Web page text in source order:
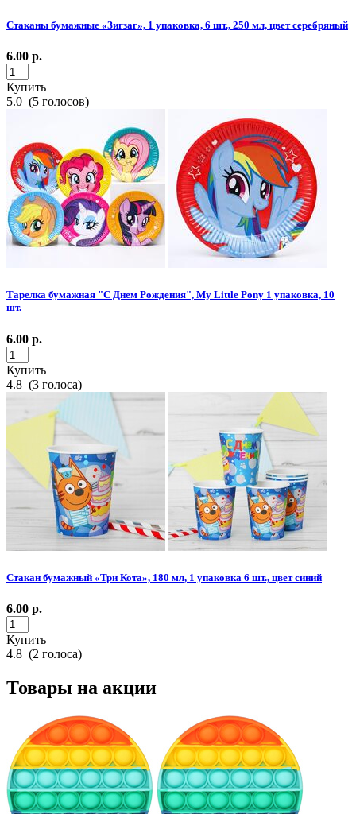
Стаканы бумажные «Зигзаг», 1 упаковка, 6 шт., 250 мл, цвет серебряный
6.00 р.
Купить
5.0 (5 голосов)
Тарелка бумажная "С Днем Рождения", My Little Pony 1 упаковка, 10
шт.
6.00 р.
Купить
4.8 (3 голоса)
Стакан бумажный «Три Кота», 180 мл, 1 упаковка 6 шт., цвет синий
6.00 р.
Купить
4.8 (2 голоса)
Товары на акции